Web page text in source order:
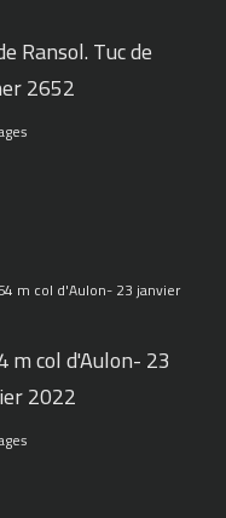
Ransol. Tuc de
2652
m col d'Aulon- 23
2022